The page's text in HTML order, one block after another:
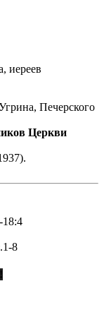
иереев
Печерского
Церкви
8